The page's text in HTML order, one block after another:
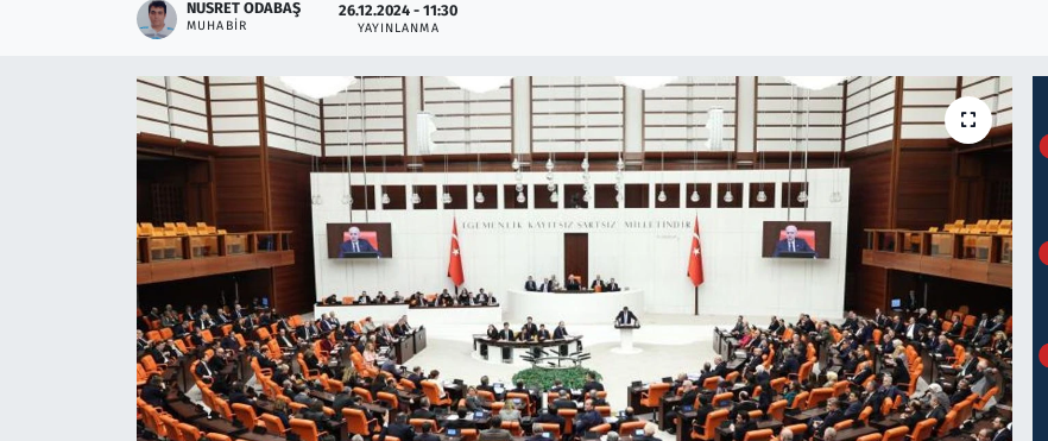
NUSRET ODABAŞ
MUHABIR
26.12.2024 - 11:30
YAYINLANMA
Teknoloji ve Bilim
Televizyon